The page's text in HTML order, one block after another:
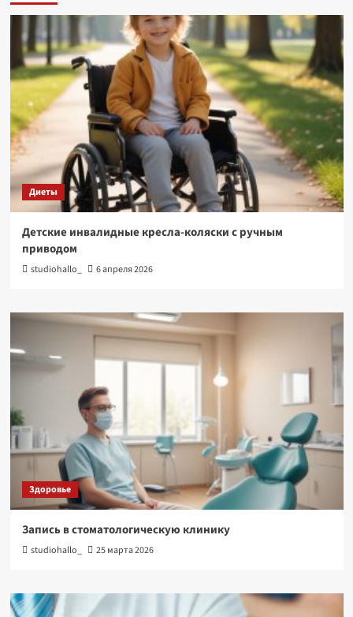
Диеты
Детские инвалидные кресла-коляски с ручным
приводом
studiohallo_ 6 апреля 2026
Здоровье
Запись в стоматологическую клинику
studiohallo_ 25 марта 2026